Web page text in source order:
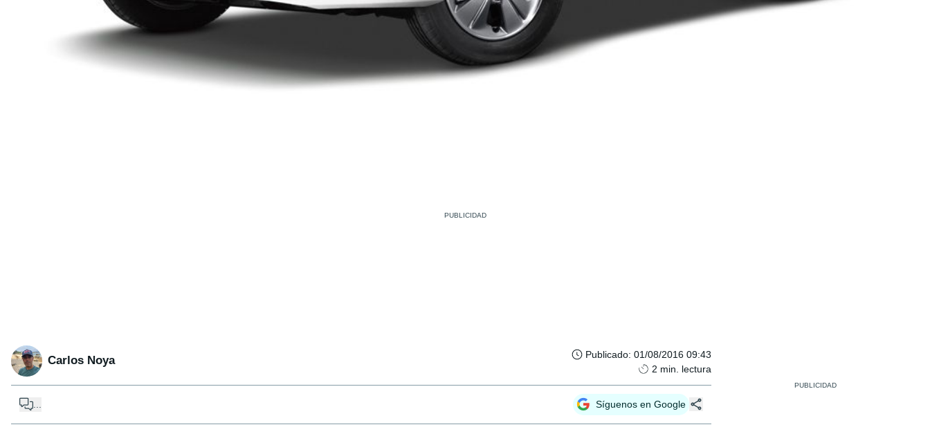
Carlos Noya Publicado: 01/08/2016 09:43
2 min. lectura
Síguenos en Google